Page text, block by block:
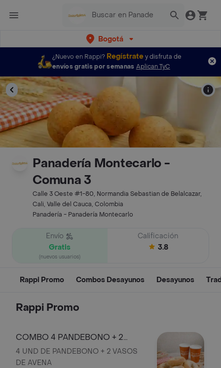
Bogotá
¿Nuevo en Rappi? Regístratey disfruta de
envíos gratis por semanas Aplican TyC
Panadería Montecarlo -
Comuna 3
Calle 3 Oeste #1-80, Normandia Sebastian de Belalcazar,
Cali, Valle del Cauca, Colombia
Panadería - Panadería Montecarlo
Envío
Gratis
(nuevos usuarios)
Calificación
3.8
Rappi Promo Combos Desayunos Desayunos
Rappi Promo
COMBO 4 PANDEBONO + 2
AVENAS
4 UND DE PANDEBONO + 2 VASOS
DE AVENA